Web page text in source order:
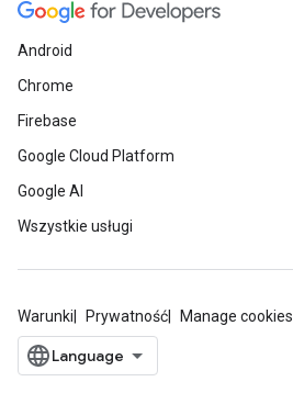
Android
Chrome
Firebase
Google Cloud Platform
Google AI
Wszystkie usługi
Warunki Prywatność Manage cookies